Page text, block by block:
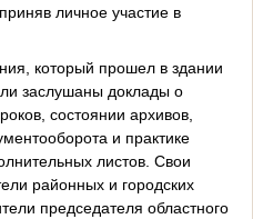
личное участие в
который прошел в здании
заслушаны доклады о
состоянии архивов,
и практике
листов. Свои
районных и городских
председателя областного